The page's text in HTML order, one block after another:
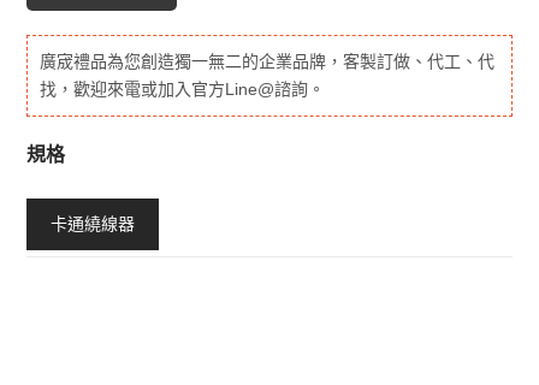
廣宬禮品為您創造獨一無二的企業品牌，客製訂做、代工、代
找，歡迎來電或加入官方Line@諮詢。
規格
卡通繞線器